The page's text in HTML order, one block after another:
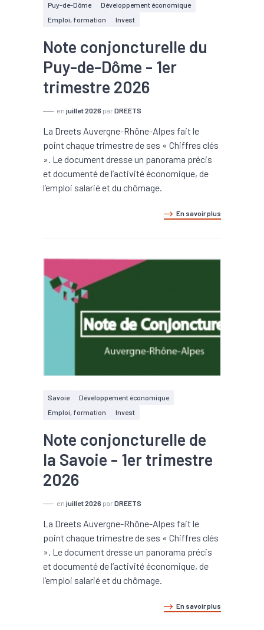
Puy-de-Dôme
Développement économique
Emploi, formation
Invest
Note conjoncturelle du
Puy-de-Dôme - 1er
trimestre 2026
en juillet 2026 par DREETS
La Dreets Auvergne-Rhône-Alpes fait le
point chaque trimestre de ses « Chiffres clés
». Le document dresse un panorama précis
et documenté de l’activité économique, de
l’emploi salarié et du chômage.
En savoir plus
Savoie
Développement économique
Emploi, formation
Invest
Note conjoncturelle de
la Savoie - 1er trimestre
2026
en juillet 2026 par DREETS
La Dreets Auvergne-Rhône-Alpes fait le
point chaque trimestre de ses « Chiffres clés
». Le document dresse un panorama précis
et documenté de l’activité économique, de
l’emploi salarié et du chômage.
En savoir plus